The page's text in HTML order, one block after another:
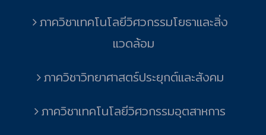
ภาควิชาเทคโนโลยีวิศวกรรมโยธาและสิ่ง
แวดล้อม
ภาควิชาวิทยาศาสตร์ประยุกต์และสังคม
ภาควิชาเทคโนโลยีวิศวกรรมอุตสาหการ